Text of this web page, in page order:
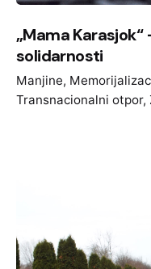
„Mama
solidarnosti
Manjine
Transnacionalni otpor